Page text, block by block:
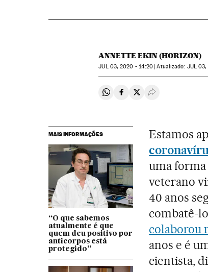
ANNETTE EKIN (HORIZON)
JUL03, 2020 - 14:20 atualizado: JUL03,
Compartir en Whatsapp
Compartir en Facebook
Compartir en Twitter
Desplegar
MAIS INFORMAÇÕES
“O que sabemos
atualmente é que
quem deu positivo por
anticorpos está
protegido”
Estamos
uma
veterano
40 anos
combatê-
colaborou
anos e é
cientista,